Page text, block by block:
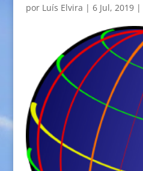
por Luís Elvira | 6 Jul, 2019|